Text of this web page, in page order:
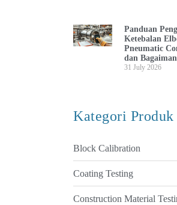
Panduan
Ketebalan
Pneumatic
dan
31 July 2026
Kategori Produk
Block Calibration
Coating Testing
Construction Material